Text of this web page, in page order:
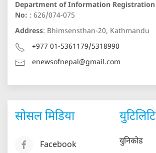
Department of Information Registration
No: : 626/074-075
Address: Bhimsensthan-20, Kathmandu
+977 01-5361179/5318990
enewsofnepal@gmail.com
सोसल मिडिया
Facebook
युटिलिटि
युनिकोड